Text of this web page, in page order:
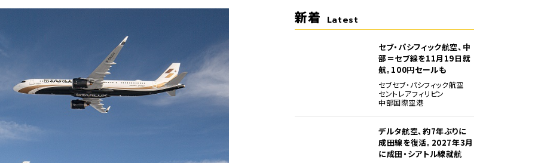
新着 Latest
セブ・パシフィック航空、中
部＝セブ線を11月19日就
航。100円セールも
セブセブ・パシフィック航空
セントレアフィリピン
中部国際空港
デルタ航空、約7年ぶりに
成田線を復活。2027年3月
に成田・シアトル線就航